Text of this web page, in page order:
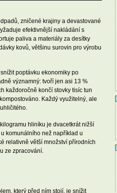
zničené krajiny a devastované
efektivnější nakládání s
paliva a materiály za desítky
kovů, většinu surovin pro výrobu
poptávku ekonomiky po
významný: tvoří jen asi 13 %
každoročně končí stovky tisíc tun
Každý využitelný, ale
hliníku je dvacetkrát nižší
komunálního než například u
relativně větší množství přírodních
ze zpracování.
který před ním stojí, je snížit